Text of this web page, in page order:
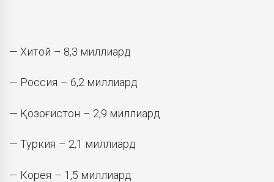
— Хитой – 8,3 миллиард
— Россия – 6,2 миллиард
— Қозоғистон – 2,9 миллиард
— Туркия – 2,1 миллиард
— Корея – 1,5 миллиард